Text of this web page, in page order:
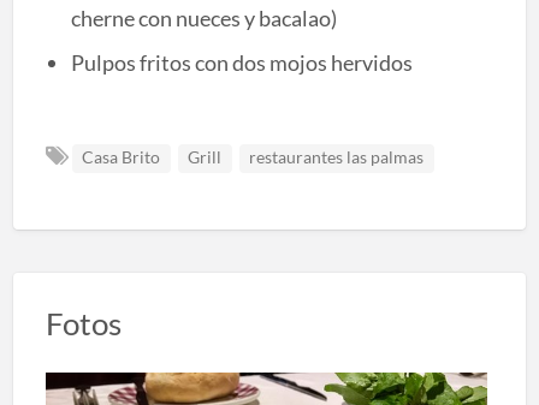
cherne con nueces y bacalao)
Pulpos fritos con dos mojos hervidos
Casa Brito Grill restaurantes las palmas
Fotos